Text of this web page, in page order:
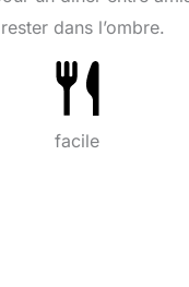
dans l’ombre.
facile